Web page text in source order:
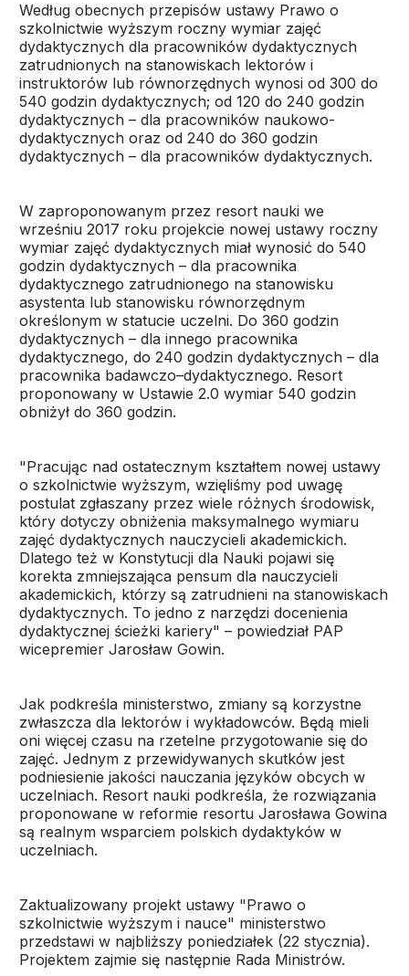
Według obecnych przepisów ustawy Prawo o
szkolnictwie wyższym roczny wymiar zajęć
dydaktycznych dla pracowników dydaktycznych
zatrudnionych na stanowiskach lektorów i
instruktorów lub równorzędnych wynosi od 300 do
540 godzin dydaktycznych; od 120 do 240 godzin
dydaktycznych – dla pracowników naukowo-
dydaktycznych oraz od 240 do 360 godzin
dydaktycznych – dla pracowników dydaktycznych.
W zaproponowanym przez resort nauki we
wrześniu 2017 roku projekcie nowej ustawy roczny
wymiar zajęć dydaktycznych miał wynosić do 540
godzin dydaktycznych – dla pracownika
dydaktycznego zatrudnionego na stanowisku
asystenta lub stanowisku równorzędnym
określonym w statucie uczelni. Do 360 godzin
dydaktycznych – dla innego pracownika
dydaktycznego, do 240 godzin dydaktycznych – dla
pracownika badawczo–dydaktycznego. Resort
proponowany w Ustawie 2.0 wymiar 540 godzin
obniżył do 360 godzin.
"Pracując nad ostatecznym kształtem nowej ustawy
o szkolnictwie wyższym, wzięliśmy pod uwagę
postulat zgłaszany przez wiele różnych środowisk,
który dotyczy obniżenia maksymalnego wymiaru
zajęć dydaktycznych nauczycieli akademickich.
Dlatego też w Konstytucji dla Nauki pojawi się
korekta zmniejszająca pensum dla nauczycieli
akademickich, którzy są zatrudnieni na stanowiskach
dydaktycznych. To jedno z narzędzi docenienia
dydaktycznej ścieżki kariery" – powiedział PAP
wicepremier Jarosław Gowin.
Jak podkreśla ministerstwo, zmiany są korzystne
zwłaszcza dla lektorów i wykładowców. Będą mieli
oni więcej czasu na rzetelne przygotowanie się do
zajęć. Jednym z przewidywanych skutków jest
podniesienie jakości nauczania języków obcych w
uczelniach. Resort nauki podkreśla, że rozwiązania
proponowane w reformie resortu Jarosława Gowina
są realnym wsparciem polskich dydaktyków w
uczelniach.
Zaktualizowany projekt ustawy "Prawo o
szkolnictwie wyższym i nauce" ministerstwo
przedstawi w najbliższy poniedziałek (22 stycznia).
Projektem zajmie się następnie Rada Ministrów.